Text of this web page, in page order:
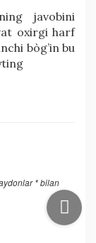
javobini
oxirgi harf
bòg’in bu
*bilan